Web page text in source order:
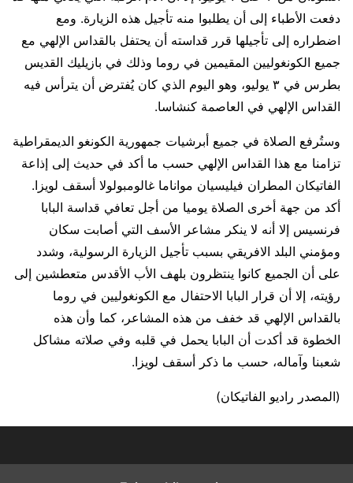
دفعت الأطباء إلى أن يطلبوا منه تأجيل هذه الزيارة. ومع
اضطراره إلى تأجيلها قرر قداسته أن يحتفل بالقداس الإلهي مع
جميع الكونغوليين المقيمين في روما وذلك في بازيليك القديس
بطرس في ٣ يوليو، وهو اليوم الذي كان يُفترض أن يترأس فيه
القداس الإلهي في العاصمة كنشاسا.
وستُرفع الصلاة في جميع أبرشيات جمهورية الكونغو الديمقراطية
تزامنا مع هذا القداس الإلهي حسب ما أكد في حديث إلى إذاعة
الفاتيكان المطران فيليسيان مواناما غالومبولولا أسقف لويزا.
أكد من جهة أخرى الصلاة يوميا من أجل تعافي قداسة البابا
فرنسيس إلا أنه لا ينكر مشاعر الأسف التي أصابت سكان
ومؤمني البلد الافريقي بسبب تأجيل الزيارة الرسولية، وشدد
على أن الجميع كانوا ينتظرون بلهف الأب الأقدس متعطشين إلى
رؤيته، إلا أن قرار البابا الاحتفال مع الكونغوليين في روما
بالقداس الإلهي قد خفف من هذه المشاعر، كما وأن هذه
الخطوة قد أكدت أن البابا يحمل في قلبه وفي صلاته مشاكل
شعبنا وآماله، حسب ما ذكر أسقف لويزا.
(المصدر راديو الفاتيكان)